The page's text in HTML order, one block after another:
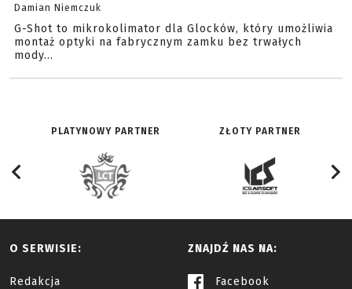
Damian Niemczuk
G-Shot to mikrokolimator dla Glocków, który umożliwia
montaż optyki na fabrycznym zamku bez trwałych
mody...
PLATYNOWY PARTNER ZŁOTY PARTNER
O SERWISIE:
Redakcja
ZNAJDŹ NAS NA:
Facebook